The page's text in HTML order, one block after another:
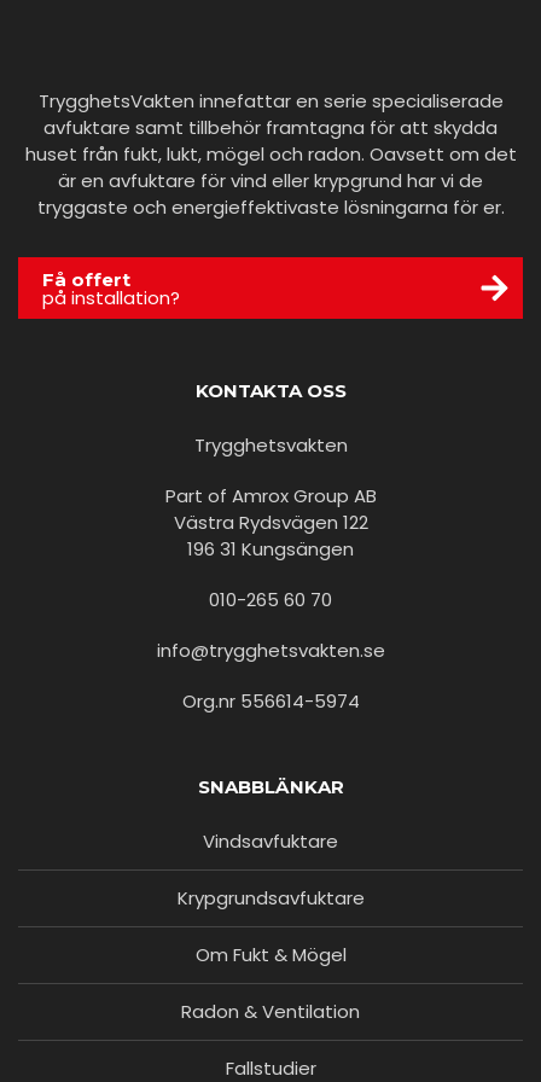
TrygghetsVakten innefattar en serie specialiserade
avfuktare samt tillbehör framtagna för att skydda
huset från fukt, lukt, mögel och radon. Oavsett om det
är en avfuktare för vind eller krypgrund har vi de
tryggaste och energieffektivaste lösningarna för er.
Få offert
på installation?
KONTAKTA OSS
Trygghetsvakten
Part of Amrox Group AB
Västra Rydsvägen 122
196 31 Kungsängen
010-265 60 70
info@trygghetsvakten.se
Org.nr 556614-5974
SNABBLÄNKAR
Vindsavfuktare
Krypgrundsavfuktare
Om Fukt & Mögel
Radon & Ventilation
Fallstudier